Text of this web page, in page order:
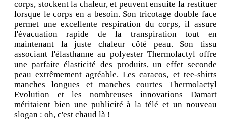
corps, stockent la chaleur, et peuvent ensuite la restituer
lorsque le corps en a besoin. Son tricotage double face
permet une excellente respiration du corps, il assure
l'évacuation rapide de la transpiration tout en
maintenant la juste chaleur côté peau. Son tissu
associant l'élasthanne au polyester Thermolactyl offre
une parfaite élasticité des produits, un effet seconde
peau extrêmement agréable. Les caracos, et tee-shirts
manches longues et manches courtes Thermolactyl
Evolution et les nombreuses innovations Damart
méritaient bien une publicité à la télé et un nouveau
slogan : oh, c'est chaud là !